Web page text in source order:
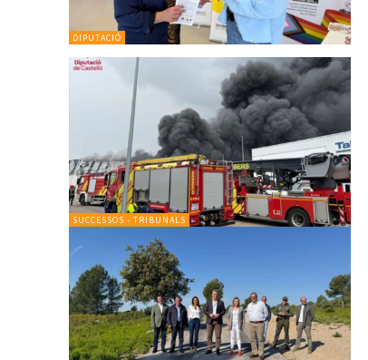
DIPUTACIÓ
SUCCESSOS - TRIBUNALS